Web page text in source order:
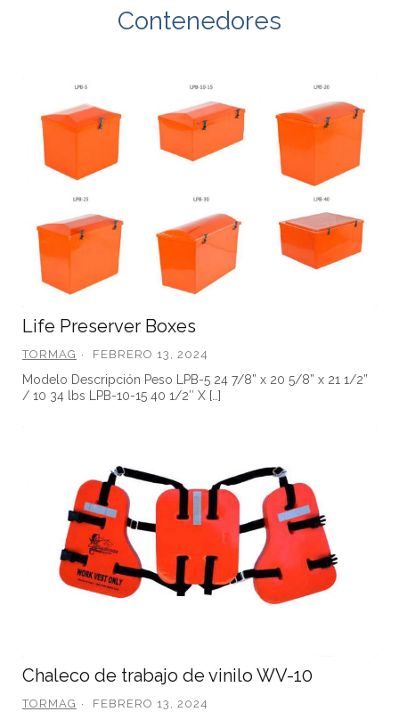
Contenedores
Life Preserver Boxes
TORMAG FEBRERO 13, 2024
Modelo Descripción Peso LPB-5 24 7/8” x 20 5/8” x 21 1/2”
/ 10 34 lbs LPB-10-15 40 1/2″ X […]
Chaleco de trabajo de vinilo WV-10
TORMAG FEBRERO 13, 2024